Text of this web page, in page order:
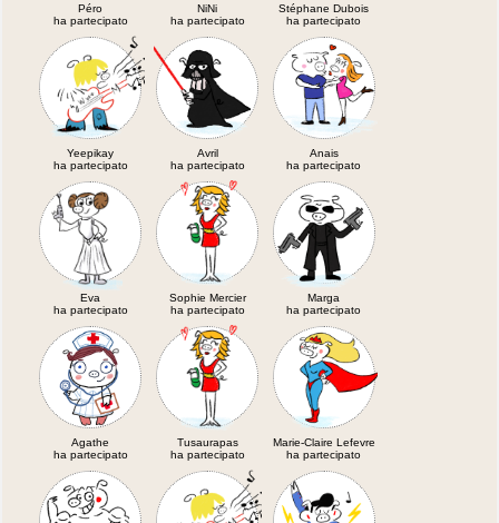
Péro
ha partecipato
NiNi
ha partecipato
Stéphane Dubois
ha partecipato
Yeepikay
ha partecipato
Avril
ha partecipato
Anais
ha partecipato
Eva
ha partecipato
Sophie Mercier
ha partecipato
Marga
ha partecipato
Agathe
ha partecipato
Tusaurapas
ha partecipato
Marie-Claire Lefevre
ha partecipato